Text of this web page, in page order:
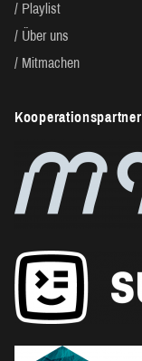
Playlist
Über uns
Mitmachen
Kooperationspartner